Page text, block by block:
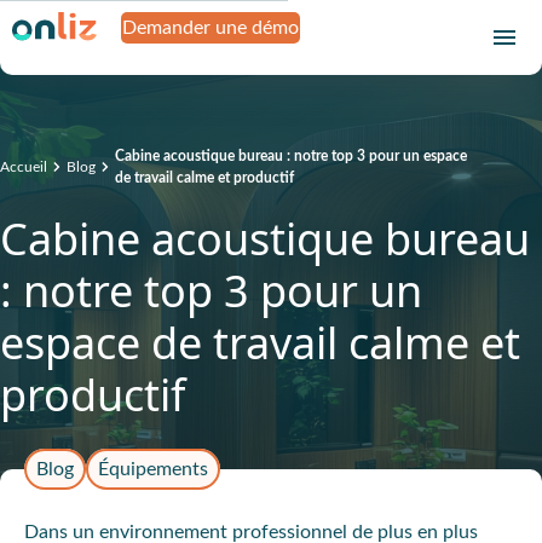
Demander une démo
Accueil Blog
Cabine acoustique bureau : notre top 3 pour un espace
de travail calme et productif
Cabine acoustique bureau
: notre top 3 pour un
espace de travail calme et
productif
Blog Équipements
Dans un environnement professionnel de plus en plus